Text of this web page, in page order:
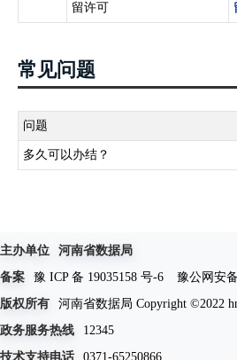
留许可
常见问题
问题
多久可以办结？
主办单位
河南省数据局
备案
豫 ICP 备 19035158 号-6
豫公网安
版权所有
河南省数据局 Copyright ©2022
政务服务热线
12345
技术支持电话
0371-65250866